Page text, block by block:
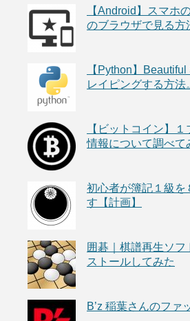
【Android】スマホ
のブラウザで見る方
【Python】
レイピングする方法
【ビットコイン】
情報について調べて
初心者が簿記１級を
す【計画】
囲碁｜棋譜再生ソ
ストールしてみた
B’z 稲葉さんのファ